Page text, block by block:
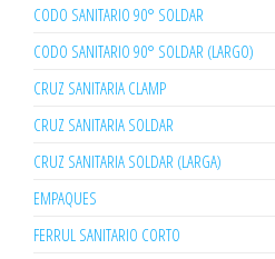
CODO SANITARIO 90° SOLDAR
CODO SANITARIO 90° SOLDAR (LARGO)
CRUZ SANITARIA CLAMP
CRUZ SANITARIA SOLDAR
CRUZ SANITARIA SOLDAR (LARGA)
EMPAQUES
FERRUL SANITARIO CORTO